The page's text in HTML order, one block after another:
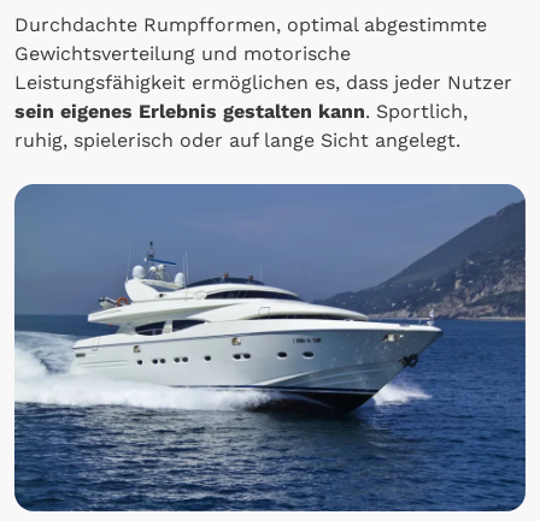
Durchdachte Rumpfformen, optimal abgestimmte
Gewichtsverteilung und motorische
Leistungsfähigkeit ermöglichen es, dass jeder Nutzer
sein eigenes Erlebnis gestalten kann. Sportlich,
ruhig, spielerisch oder auf lange Sicht angelegt.